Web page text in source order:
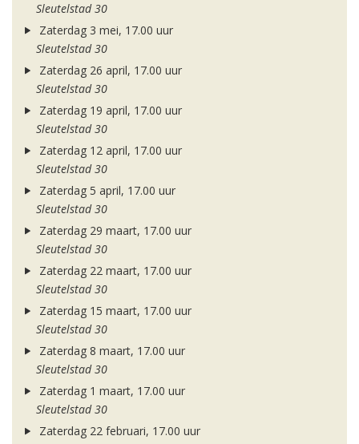
Sleutelstad 30
Zaterdag 3 mei, 17.00 uur
Sleutelstad 30
Zaterdag 26 april, 17.00 uur
Sleutelstad 30
Zaterdag 19 april, 17.00 uur
Sleutelstad 30
Zaterdag 12 april, 17.00 uur
Sleutelstad 30
Zaterdag 5 april, 17.00 uur
Sleutelstad 30
Zaterdag 29 maart, 17.00 uur
Sleutelstad 30
Zaterdag 22 maart, 17.00 uur
Sleutelstad 30
Zaterdag 15 maart, 17.00 uur
Sleutelstad 30
Zaterdag 8 maart, 17.00 uur
Sleutelstad 30
Zaterdag 1 maart, 17.00 uur
Sleutelstad 30
Zaterdag 22 februari, 17.00 uur